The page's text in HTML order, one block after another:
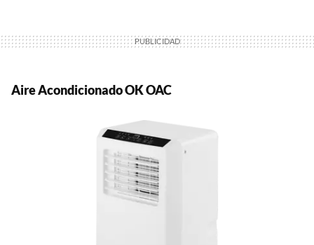
Aire Acondicionado OK OAC